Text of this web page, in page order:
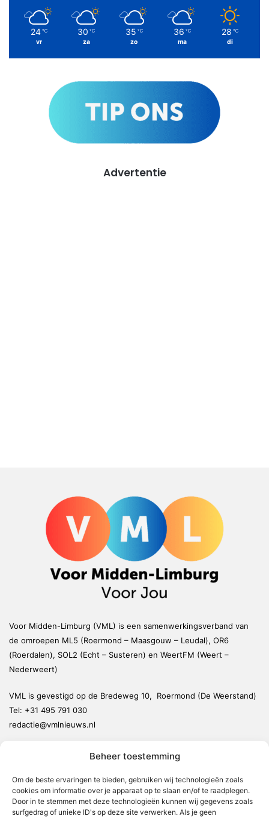
Beheer toestemming
Om de beste ervaringen te bieden, gebruiken wij technologieën zoals
cookies om informatie over je apparaat op te slaan en/of te raadplegen.
Door in te stemmen met deze technologieën kunnen wij gegevens zoals
surfgedrag of unieke ID's op deze site verwerken. Als je geen
24 ℃
vr
30 ℃
za
35 ℃
zo
36 ℃
ma
28 ℃
di
Advertentie
Voor Midden-Limburg (VML) is een samenwerkingsverband van
de omroepen ML5 (Roermond – Maasgouw – Leudal), OR6
(Roerdalen), SOL2 (Echt – Susteren) en WeertFM (Weert –
Nederweert)
VML is gevestigd op de Bredeweg 10, Roermond (De Weerstand)
Tel: +31 495 791 030
redactie@vmlnieuws.nl
Leudal
Maasgouw